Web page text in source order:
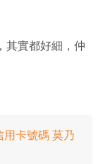
其實都好細，仲
用卡號碼 莫乃